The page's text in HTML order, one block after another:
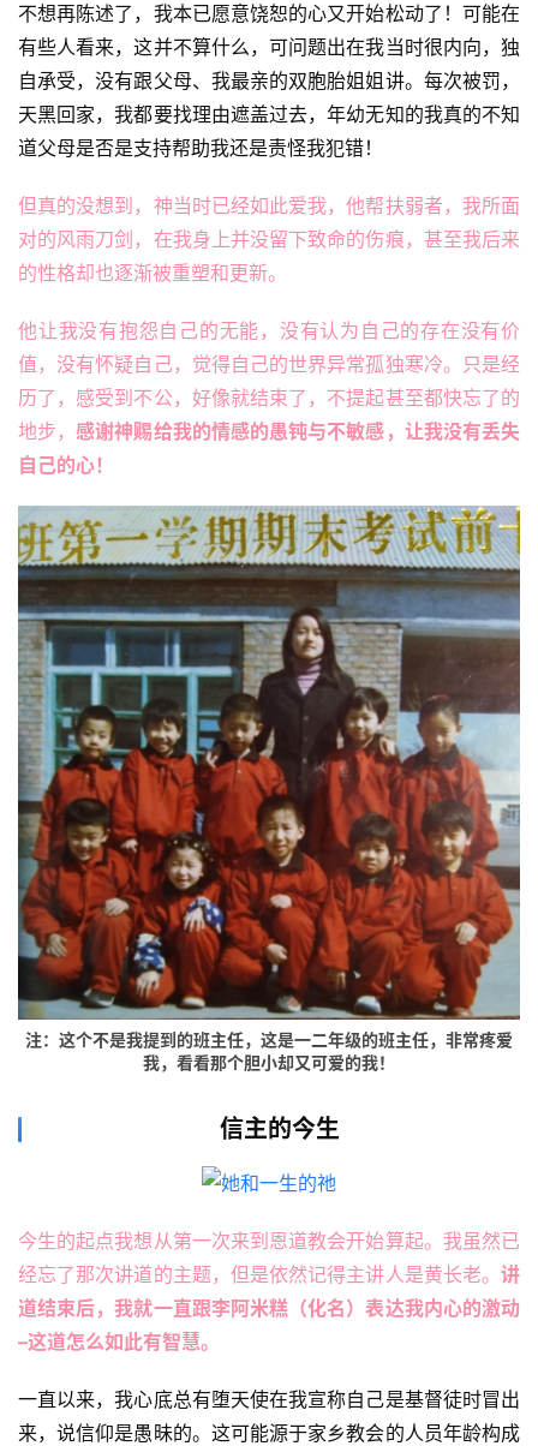
不想再陈述了，我本已愿意饶恕的心又开始松动了！可能在
有些人看来，这并不算什么，可问题出在我当时很内向，独
自承受，没有跟父母、我最亲的双胞胎姐姐讲。每次被罚，
天黑回家，我都要找理由遮盖过去，年幼无知的我真的不知
道父母是否是支持帮助我还是责怪我犯错！
但真的没想到，神当时已经如此爱我，他帮扶弱者，我所面
对的风雨刀剑，在我身上并没留下致命的伤痕，甚至我后来
的性格却也逐渐被重塑和更新。
他让我没有抱怨自己的无能，没有认为自己的存在没有价
值，没有怀疑自己，觉得自己的世界异常孤独寒冷。只是经
历了，感受到不公，好像就结束了，不提起甚至都快忘了的
地步，感谢神赐给我的情感的愚钝与不敏感，让我没有丢失
自己的心！
注：这个不是我提到的班主任，这是一二年级的班主任，非常疼爱
我，看看那个胆小却又可爱的我！
信主的今生
今生的起点我想从第一次来到恩道教会开始算起。我虽然已
经忘了那次讲道的主题，但是依然记得主讲人是黄长老。 讲
道结束后，我就一直跟李阿米糕（化名）表达我内心的激动
–这道怎么如此有智慧。
一直以来，我心底总有堕天使在我宣称自己是基督徒时冒出
来，说信仰是愚昧的。这可能源于家乡教会的人员年龄构成